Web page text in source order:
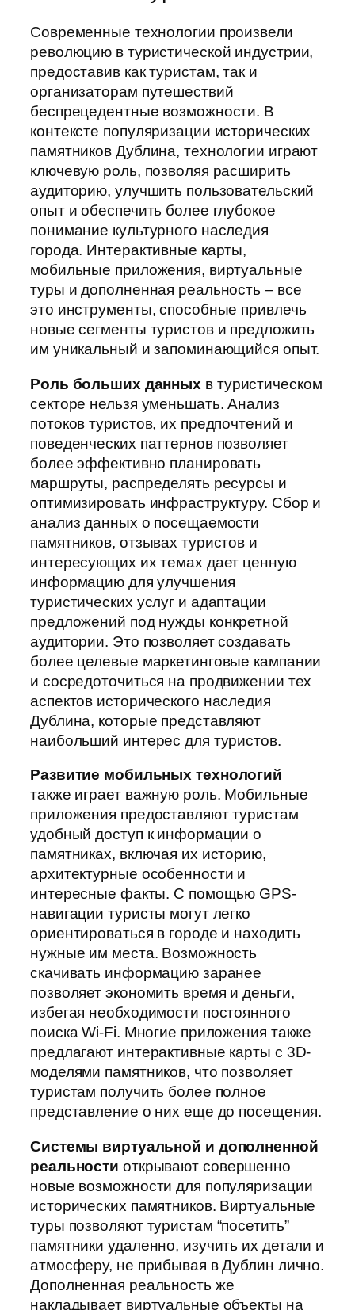
Современные технологии произвели
революцию в туристической индустрии,
предоставив как туристам, так и
организаторам путешествий
беспрецедентные возможности. В
контексте популяризации исторических
памятников Дублина, технологии играют
ключевую роль, позволяя расширить
аудиторию, улучшить пользовательский
опыт и обеспечить более глубокое
понимание культурного наследия
города. Интерактивные карты,
мобильные приложения, виртуальные
туры и дополненная реальность – все
это инструменты, способные привлечь
новые сегменты туристов и предложить
им уникальный и запоминающийся опыт.
Роль больших данных в туристическом
секторе нельзя уменьшать. Анализ
потоков туристов, их предпочтений и
поведенческих паттернов позволяет
более эффективно планировать
маршруты, распределять ресурсы и
оптимизировать инфраструктуру. Сбор и
анализ данных о посещаемости
памятников, отзывах туристов и
интересующих их темах дает ценную
информацию для улучшения
туристических услуг и адаптации
предложений под нужды конкретной
аудитории. Это позволяет создавать
более целевые маркетинговые кампании
и сосредоточиться на продвижении тех
аспектов исторического наследия
Дублина, которые представляют
наибольший интерес для туристов.
Развитие мобильных технологий
также играет важную роль. Мобильные
приложения предоставляют туристам
удобный доступ к информации о
памятниках, включая их историю,
архитектурные особенности и
интересные факты. С помощью GPS-
навигации туристы могут легко
ориентироваться в городе и находить
нужные им места. Возможность
скачивать информацию заранее
позволяет экономить время и деньги,
избегая необходимости постоянного
поиска Wi-Fi. Многие приложения также
предлагают интерактивные карты с 3D-
моделями памятников, что позволяет
туристам получить более полное
представление о них еще до посещения.
Системы виртуальной и дополненной
реальности открывают совершенно
новые возможности для популяризации
исторических памятников. Виртуальные
туры позволяют туристам “посетить”
памятники удаленно, изучить их детали и
атмосферу, не прибывая в Дублин лично.
Дополненная реальность же
накладывает виртуальные объекты на